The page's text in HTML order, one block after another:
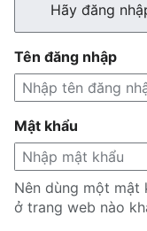
Hãy đăng
Tên đăng nhập
Mật khẩu
Nên dùng một mật
ở trang web nào